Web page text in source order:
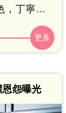
，丁寧這
跟女生同
有一段
怨曝光